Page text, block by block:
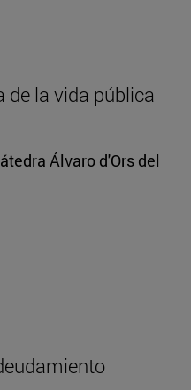
de la vida pública
Álvaro d'Ors del